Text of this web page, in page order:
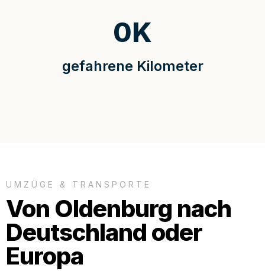
gefahrene Kilometer
0K
UMZÜGE & TRANSPORTE
Von Oldenburg nach
Deutschland oder
Europa